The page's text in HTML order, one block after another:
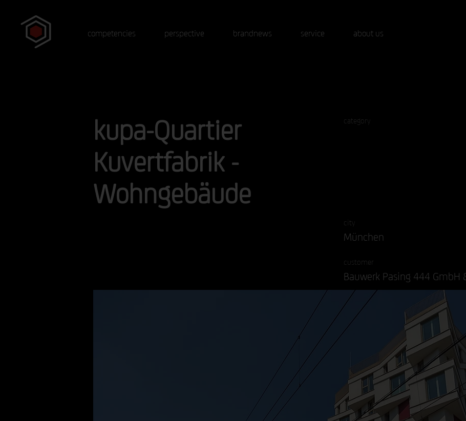
competencies perspective brandnews service about us
kupa-Quartier
Kuvertfabrik -
Wohngebäude
category
city
München
customer
Bauwerk Pasing 444 GmbH